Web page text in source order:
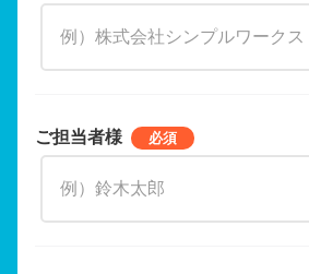
ご担当者様